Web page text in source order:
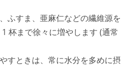
ふすま、亜麻仁などの繊維源を
杯まで徐々に増やします (通常
すときは、常に水分を多めに摂